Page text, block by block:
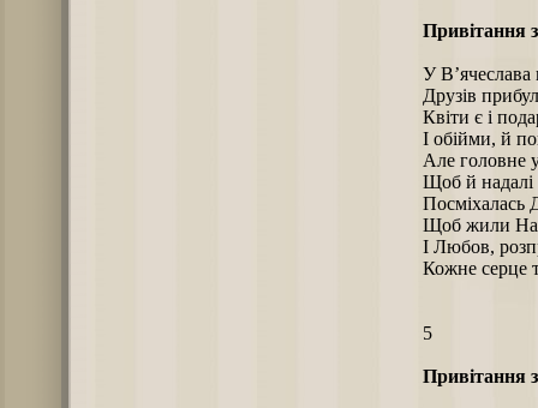
Привітання
У В’ячеслава
Друзів
Квіти є і
І обійми, й
Але головне
Щоб й
Посміхалась
Щоб жили
І Любов,
Кожне серце
5
Привітання